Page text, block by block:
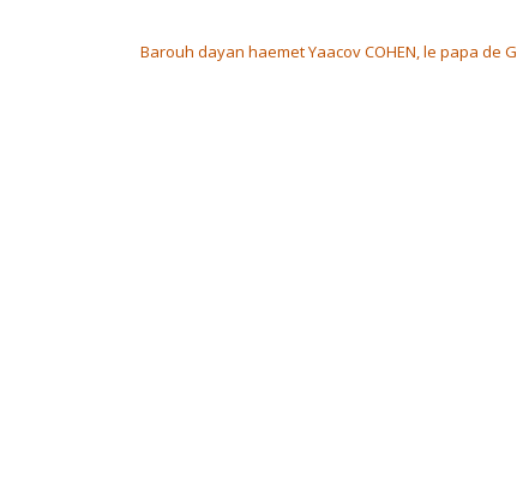
Barouh dayan haemet Yaacov COHEN, le papa de